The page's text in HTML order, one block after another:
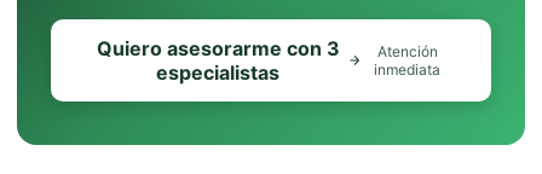
Quiero asesorarme con 3
especialistas
Atención
inmediata